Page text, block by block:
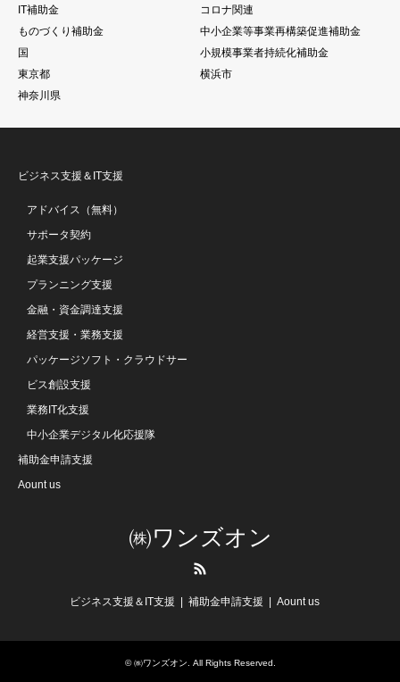
IT補助金
コロナ関連
ものづくり補助金
中小企業等事業再構築促進補助金
国
小規模事業者持続化補助金
東京都
横浜市
神奈川県
ビジネス支援＆IT支援
アドバイス（無料）
サポータ契約
起業支援パッケージ
プランニング支援
金融・資金調達支援
経営支援・業務支援
パッケージソフト・クラウドサー
ビス創設支援
業務IT化支援
中小企業デジタル化応援隊
補助金申請支援
Aount us
㈱ワンズオン
ビジネス支援＆IT支援 補助金申請支援 Aount us
©㈱ワンズオン. All Rights Reserved.